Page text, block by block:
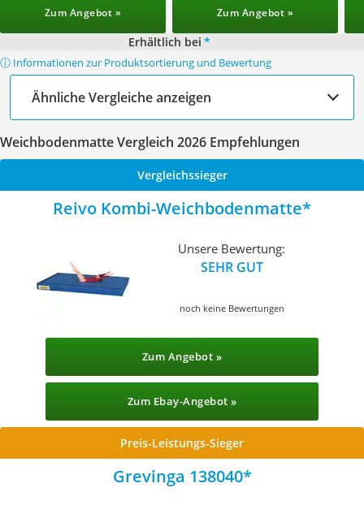
Zum Angebot » Zum Angebot »
Erhältlich bei *
ⓘ Informationen zur Produktsortierung und Bewertung
Ähnliche Vergleiche anzeigen
Weichbodenmatte Vergleich 2026 Empfehlungen
Vergleichssieger
Reivo Kombi-Weichbodenmatte
Unsere Bewertung:
SEHR GUT
noch keine Bewertungen
Zum Angebot »
Zum Ebay-Angebot »
Preis-Leistungs-Sieger
Grevinga 138040